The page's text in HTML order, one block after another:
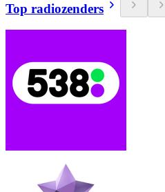
Top radiozenders